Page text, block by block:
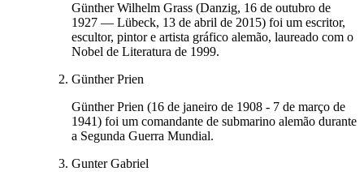
Günther Wilhelm Grass (Danzig, 16 de outubro de
1927 — Lübeck, 13 de abril de 2015) foi um escritor,
escultor, pintor e artista gráfico alemão, laureado com o
Nobel de Literatura de 1999.
Günther Prien
Günther Prien (16 de janeiro de 1908 - 7 de março de
1941) foi um comandante de submarino alemão durante
a Segunda Guerra Mundial.
Gunter Gabriel